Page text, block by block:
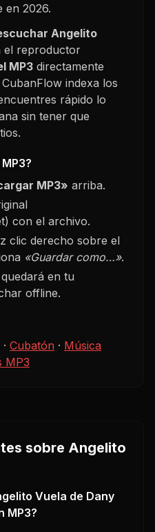
en 2026.
Angelito
el reproductor
MP3 directamente
indexa los
rápido lo
sin tener que
MP3» arriba.
con el archivo.
clic derecho sobre el
«Guardar como…».
en tu
offline.
· Cubatón · Música
MP3
sobre Angelito
Vuela de Dany
MP3?